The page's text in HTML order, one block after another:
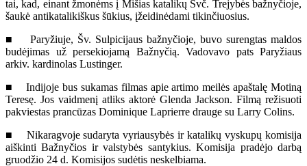
tai, kad, einant žmonėms į Mišias katalikų Švč. Trejybės bažnyčioje,
šaukė antikatalikiškus šūkius, įžeidinėdami tikinčiuosius.
■ Paryžiuje, Šv. Sulpicijaus bažnyčioje, buvo surengtas maldos
budėjimas už persekiojamą Bažnyčią. Vadovavo pats Paryžiaus
arkiv. kardinolas Lustinger.
■ Indijoje bus sukamas filmas apie artimo meilės apaštalę Motiną
Teresę. Jos vaidmenį atliks aktorė Glenda Jackson. Filmą režisuoti
pakviestas prancūzas Dominique Laprierre drauge su Larry Colins.
■ Nikaragvoje sudaryta vyriausybės ir katalikų vyskupų komisija
aiškinti Bažnyčios ir valstybės santykius. Komisija pradėjo darbą
gruodžio 24 d. Komisijos sudėtis neskelbiama.